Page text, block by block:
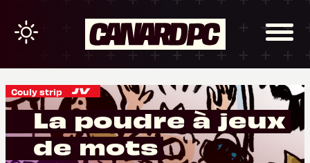
Couly strip
La poudre à jeux
de mots